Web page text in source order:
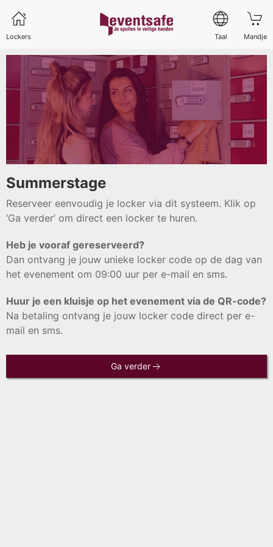
Lockers Taal Mandje
Summerstage
Reserveer eenvoudig je locker via dit systeem. Klik op
‘Ga verder’ om direct een locker te huren.
Heb je vooraf gereserveerd?
Dan ontvang je jouw unieke locker code op de dag van
het evenement om 09:00 uur per e-mail en sms.
Huur je een kluisje op het evenement via de QR-code?
Na betaling ontvang je jouw locker code direct per e-
mail en sms.
Ga verder